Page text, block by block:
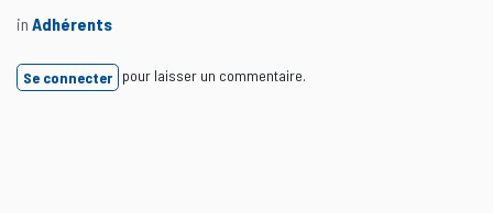
in Adhérents
Se connecter pour laisser un commentaire.